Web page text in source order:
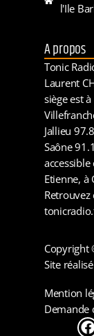
l'Ile
A propos
Tonic
Laurent
siège est
Jallieu
Saône
accessible
Etienne, à
Copyright
Site
Mention
Demande